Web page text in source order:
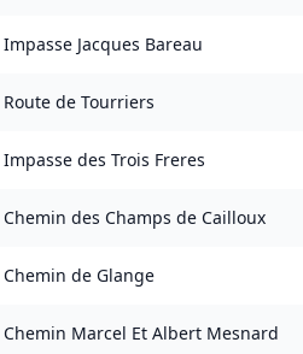
Impasse Jacques Bareau
Route de Tourriers
Impasse des Trois Freres
Chemin des Champs de Cailloux
Chemin de Glange
Chemin Marcel Et Albert Mesnard